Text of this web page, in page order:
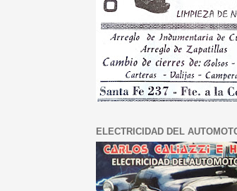
ELECTRICIDAD DEL